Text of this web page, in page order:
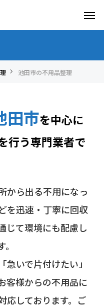
池田市の不用品整理
田市を中心に
行う専門業者で
から出る不用になっ
を迅速・丁寧に回収
じて環境にも配慮し
急いで片付けたい」
客様からの不用品に
応しております。ご